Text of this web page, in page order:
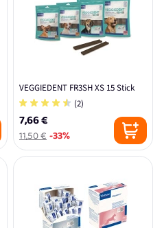
VEGGIEDENT FR3SH XS 15 Stick
(2)
7,66 €
11,50 €-33%